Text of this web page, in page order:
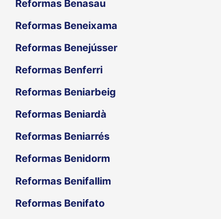
Reformas Benasau
Reformas Beneixama
Reformas Benejússer
Reformas Benferri
Reformas Beniarbeig
Reformas Beniardà
Reformas Beniarrés
Reformas Benidorm
Reformas Benifallim
Reformas Benifato